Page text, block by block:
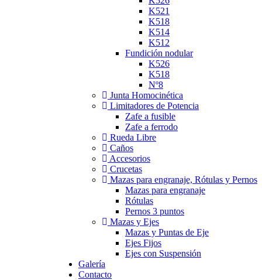
K521
K518
K514
K512
Fundición nodular
K526
K518
Nº8
Junta Homocinética
Limitadores de Potencia
Zafe a fusible
Zafe a ferrodo
Rueda Libre
Caños
Accesorios
Crucetas
Mazas para engranaje, Rótulas y Pernos
Mazas para engranaje
Rótulas
Pernos 3 puntos
Mazas y Ejes
Mazas y Puntas de Eje
Ejes Fijos
Ejes con Suspensión
Galería
Contacto